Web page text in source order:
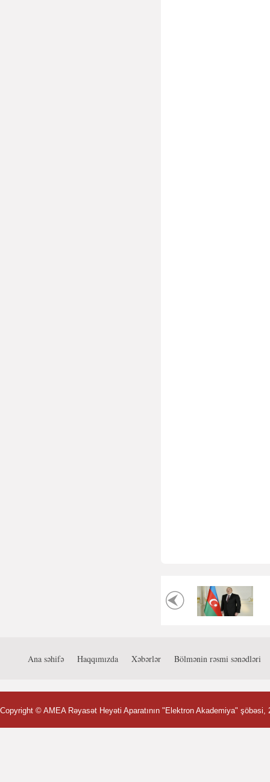
Ana səhifə Haqqımızda Xəbərlər Bölmənin rəsmi sənədləri
Copyright © AMEA Rəyasət Heyəti Aparatının "Elektron Akademiya" şöbəsi,